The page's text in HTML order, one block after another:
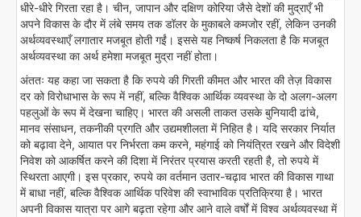
धीरे-धीरे गिरता रहा है। चीन, जापान और दक्षिण कोरिया जैसे देशों की मुद्राएँ भी
अपने विकास के दौर में लंबे समय तक डॉलर के मुकाबले कमजोर रहीं, लेकिन उनकी
अर्थव्यवस्थाएँ लगातार मजबूत होती गईं। इससे यह निष्कर्ष निकलता है कि मजबूत
अर्थव्यवस्था का अर्थ हमेशा मजबूत मुद्रा नहीं होता।
अंततः यह कहा जा सकता है कि रुपये की गिरती कीमत और भारत की तेज़ विकास
दर को विरोधाभास के रूप में नहीं, बल्कि वैश्विक आर्थिक व्यवस्था के दो अलग-अलग
पहलुओं के रूप में देखना चाहिए। भारत की असली ताकत उसके बुनियादी ढांचे,
मानव संसाधन, तकनीकी प्रगति और उद्यमशीलता में निहित है। यदि सरकार निर्यात
को बढ़ावा देने, आयात पर निर्भरता कम करने, महंगाई को नियंत्रित रखने और विदेशी
निवेश को आकर्षित करने की दिशा में निरंतर प्रयास करती रहती है, तो रुपये में
स्थिरता आएगी। इस प्रकार, रुपये का वर्तमान उतार-चढ़ाव भारत की विकास गाथा
में बाधा नहीं, बल्कि वैश्विक आर्थिक परिवेश की स्वाभाविक प्रतिक्रिया है। भारत
अपनी विकास यात्रा पर आगे बढ़ता रहेगा और आने वाले वर्षों में विश्व अर्थव्यवस्था में